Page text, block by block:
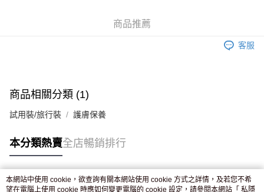
付款後門市自取，訂單確認後2-4個工作天到店，7天內取。逾期後
商品推薦
客服
商品相關分類 (1)
試用裝/旅行裝 護膚保養
本分類熱賣全店暢銷排行
熱門標籤
本網站中使用 cookie，欲查詢有關本網站使用 cookie 方式之詳情，及若您不希
望在電腦上使用 cookie 時應如何變更電腦的 cookie 設定，請參閱本網站「 私隱